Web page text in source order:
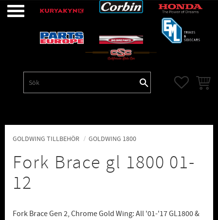
GOLDWING TILLBEHÖR GOLDWING 1800
Fork Brace gl 1800 01-
12
Fork Brace Gen 2, Chrome Gold Wing: All '01-'17 GL1800 &